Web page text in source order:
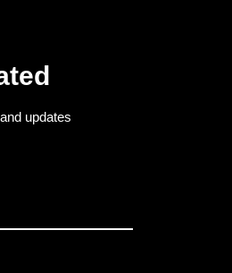
updates